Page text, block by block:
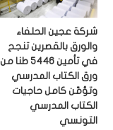
شركة عجين الحلفاء
والورق بالقصرين تنجح
في تأمين 5446 طنا من
ورق الكتاب المدرسي
وتؤمّن كامل حاجيات
الكتاب المدرسي
التونسي